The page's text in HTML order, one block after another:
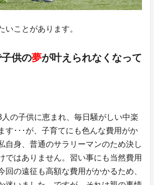
いことがあります。
子供の夢が叶えられなくなって
の子供に恵まれ、毎日騒がしい中楽
す･･･が、子育てにも色んな費用がか
自身、普通のサラリーマンのため決し
ではありません。習い事にも当然費用
回の遠征も高額な費用がかかるため、